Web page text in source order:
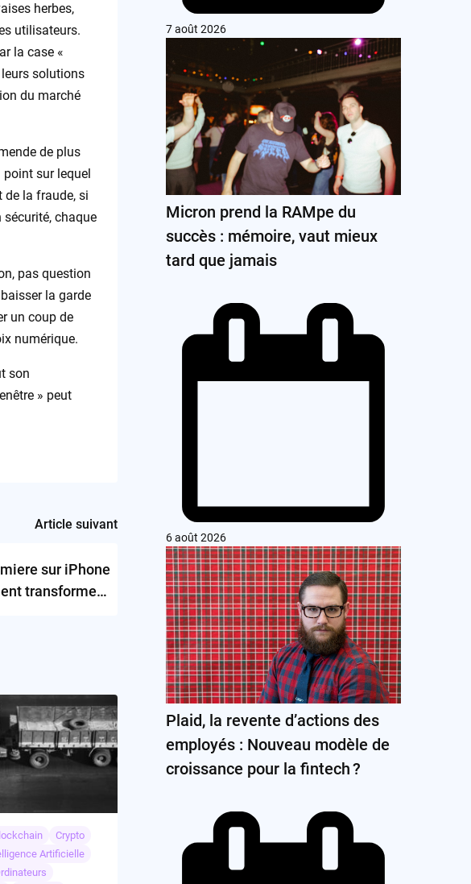
herbes,
utilisateurs.
la case «
leurs solutions
du marché
de plus
sur lequel
de la fraude, si
sécurité, chaque
pas question
la garde
un coup de
numérique.
son
» peut
Article suivant
sur iPhone
transformer
Crypto
Artificielle
7 août 2026
Micron prend la RAMpe du
succès : mémoire, vaut mieux
tard que jamais
6 août 2026
Plaid, la revente d’actions des
employés : Nouveau modèle de
croissance pour la fintech ?